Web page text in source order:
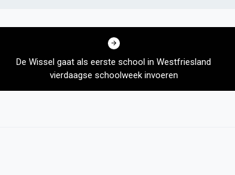
De Wissel gaat als eerste school in Westfriesland
vierdaagse schoolweek invoeren